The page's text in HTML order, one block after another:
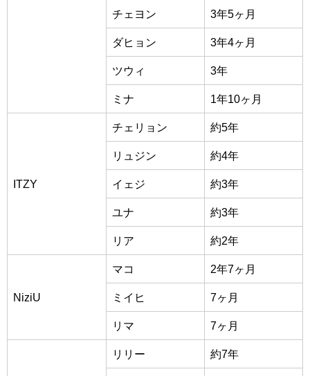
チェヨン 3年5ヶ月
ダヒョン 3年4ヶ月
ツウィ 3年
ミナ 1年10ヶ月
ITZY
チェリョン 約5年
リュジン 約4年
イェジ 約3年
ユナ 約3年
リア 約2年
NiziU
マコ 2年7ヶ月
ミイヒ 7ヶ月
リマ 7ヶ月
リリー 約7年